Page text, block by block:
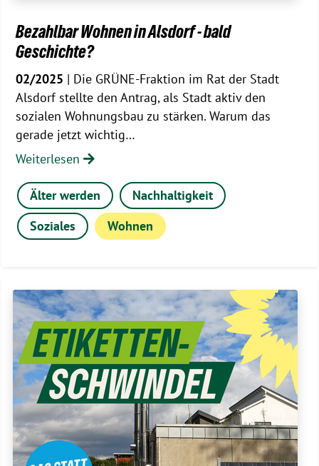
Bezahlbar Wohnen in Alsdorf - bald
Geschichte?
02/2025 | Die GRÜNE-Fraktion im Rat der Stadt
Alsdorf stellte den Antrag, als Stadt aktiv den
sozialen Wohnungsbau zu stärken. Warum das
gerade jetzt wichtig…
Weiterlesen
Älter werden
Nachhaltigkeit
Soziales
Wohnen